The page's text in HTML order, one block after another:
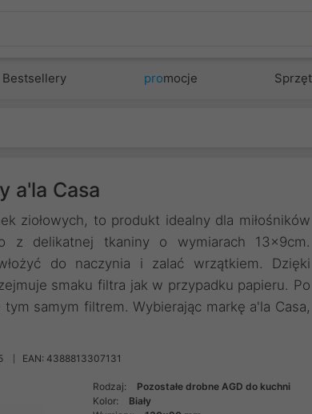
Bestsellery promocje
a'la Casa
ziołowych, to produkt idealny dla miłośników
z delikatnej tkaniny o wymiarach 13x9cm.
do naczynia i zalać wrzątkiem. Dzięki
smaku filtra jak w przypadku papieru. Po
samym filtrem. Wybierając markę a'la Casa,
EAN: 4388813307131
Rodzaj:
Pozostałe drobne AGD do kuchni
Kolor:
Biały